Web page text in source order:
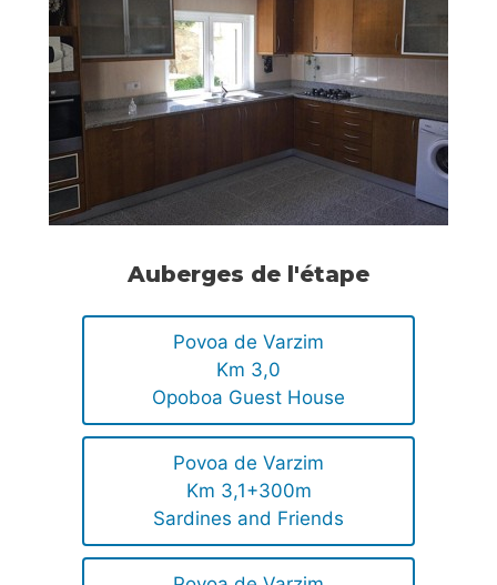
Auberges de l'étape
Povoa de Varzim
Km 3,0
Opoboa Guest House
Povoa de Varzim
Km 3,1+300m
Sardines and Friends